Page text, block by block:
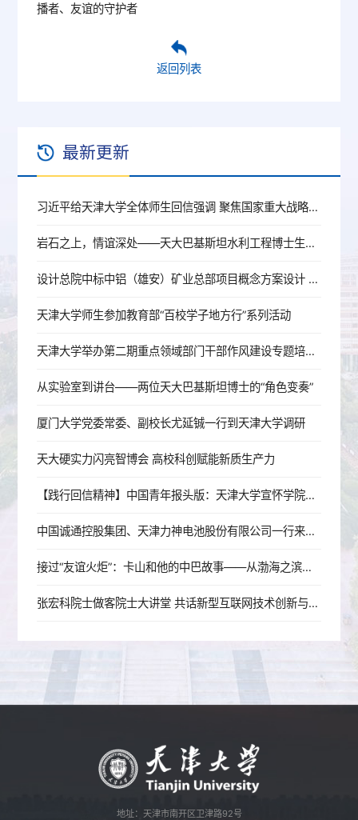
播者、友谊的守护者
返回列表
最新更新
习近平给天津大学全体师生回信强调 聚焦国家重大战略需求提高人才培养质量 更好服务经济社会发展
岩石之上，情谊深处——天大巴基斯坦水利工程博士生穆帅的选择
设计总院中标中铝（雄安）矿业总部项目概念方案设计 校企战略合作落地 服务雄安新区建设迈出新步伐
天津大学师生参加教育部“百校学子地方行”系列活动
天津大学举办第二期重点领域部门干部作风建设专题培训班
从实验室到讲台——两位天大巴基斯坦博士的“角色变奏”
厦门大学党委常委、副校长尤延铖一行到天津大学调研
天大硬实力闪亮智博会 高校科创赋能新质生产力
【践行回信精神】中国青年报头版：天津大学宣怀学院链接“知本”与资本 为年轻人打造创新创业“梦工厂”
中国诚通控股集团、天津力神电池股份有限公司一行来校交流
接过“友谊火炬”：卡山和他的中巴故事——从渤海之滨到东海之畔
张宏科院士做客院士大讲堂 共话新型互联网技术创新与人才培养
地址：天津市南开区卫津路92号